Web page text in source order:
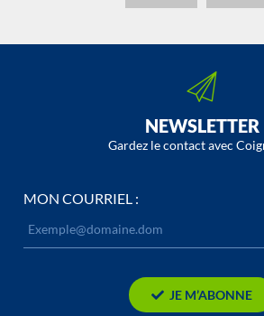
NEWSLETTER
Gardez le contact avec
MON COURRIEL :
JE M’ABONNE